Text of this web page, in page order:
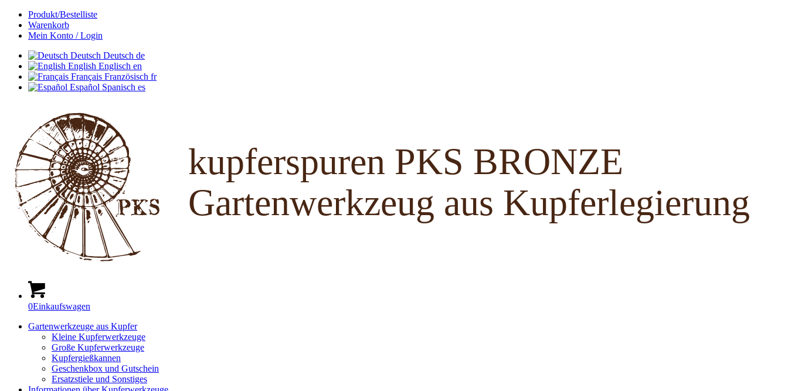
Produkt/Bestelliste
Warenkorb
Mein Konto / Login
Deutsch Deutsch de
English Englisch en
Français Französisch fr
Español Spanisch es
kupferspuren PKS BRONZE
Gartenwerkzeug aus Kupferlegierung
0Einkaufswagen
Gartenwerkzeuge aus Kupfer
Kleine Kupferwerkzeuge
Große Kupferwerkzeuge
Kupfergießkannen
Geschenkbox und Gutschein
Ersatzstiele und Sonstiges